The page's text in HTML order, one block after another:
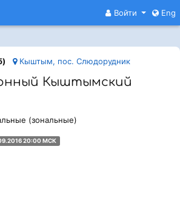
Войти Eng
Кыштым, пос. Слюдорудник
Кыштымский
(зональные)
20:00 МСК